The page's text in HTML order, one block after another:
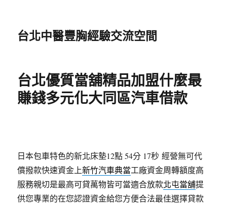
台北中醫豐胸經驗交流空間
台北優質當舖精品加盟什麼最
賺錢多元化大同區汽車借款
日本包車特色的新北床墊12點 54分 17秒 經營無可代
償撥款快速資金上新竹汽車典當工廠資金周轉額度高
服務親切是最高可貸萬物皆可當適合放款北屯當舖提
供您專業的在您認證資金給您方便合法最佳選擇貸款